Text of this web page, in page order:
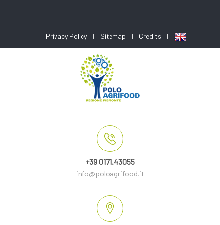
Privacy Policy Sitemap Credits
+39 0171.43055
info@poloagrifood.it